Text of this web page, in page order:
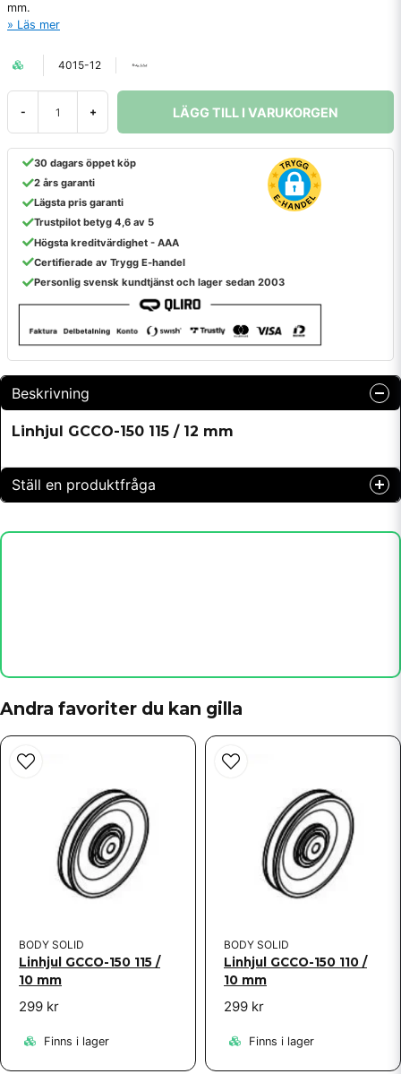
mm.
Läs mer
4015-12
- + LÄGG TILL I VARUKORGEN
30 dagars öppet köp
2 års garanti
Lägsta pris garanti
Trustpilot betyg 4,6 av 5
Högsta kreditvärdighet - AAA
Certifierade av Trygg E-handel
Personlig svensk kundtjänst och lager sedan 2003
Beskrivning
Linhjul GCCO-150 115 / 12 mm
Ställ en produktfråga
Fråga oss något om denna produkten...
Mejladress
Skicka fråga
Andra favoriter du kan gilla
BODY SOLID
Linhjul GCCO-150 115 /
10 mm
299 kr
Finns i lager
BODY SOLID
Linhjul GCCO-150 110 /
10 mm
299 kr
Finns i lager